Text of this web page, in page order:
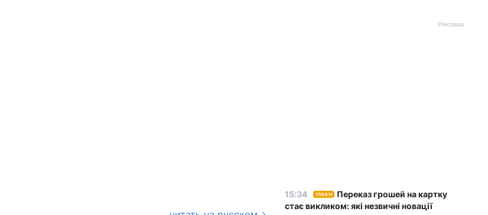
Реклама
15:34 УНІАН
Переказ грошей на картку
стає викликом: які незвичні новації